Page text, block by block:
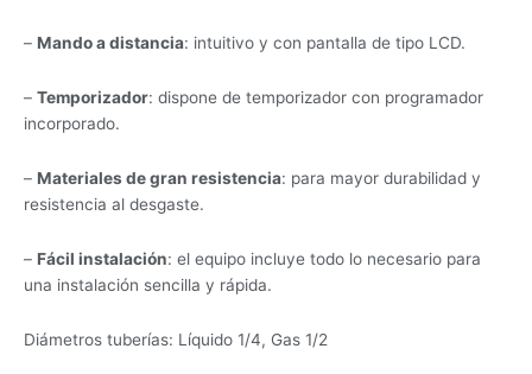
– Mando a distancia: intuitivo y con pantalla de tipo LCD.
– Temporizador: dispone de temporizador con programador
incorporado.
– Materiales de gran resistencia: para mayor durabilidad y
resistencia al desgaste.
– Fácil instalación: el equipo incluye todo lo necesario para
una instalación sencilla y rápida.
Diámetros tuberías: Líquido 1/4, Gas 1/2